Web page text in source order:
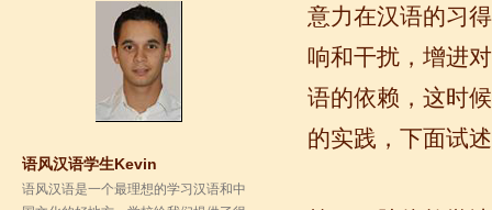
语风汉语是一个最理想的学习汉语和中
国文化的好地方，学校给我们提供了很
意力在汉语的习
响和干扰，增进
语的依赖，这时
的实践，下面试